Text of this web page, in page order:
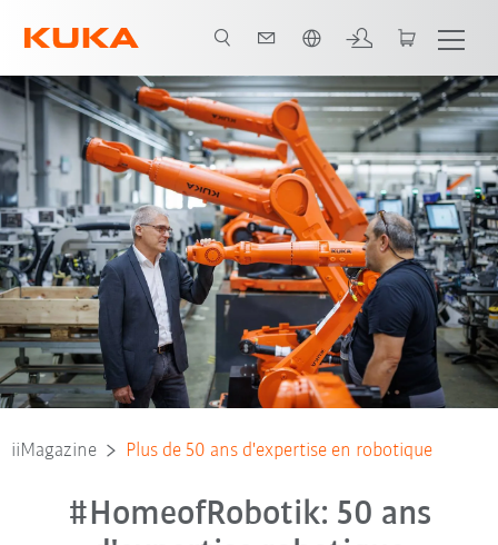
iiMagazine Plus de 50 ans d'expertise en robotique
#HomeofRobotik: 50 ans